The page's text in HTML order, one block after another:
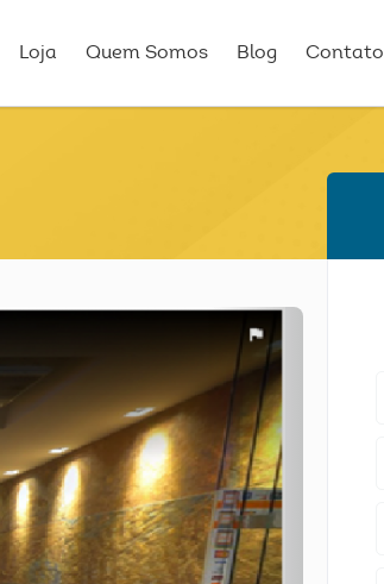
Loja Quem Somos Blog Contato